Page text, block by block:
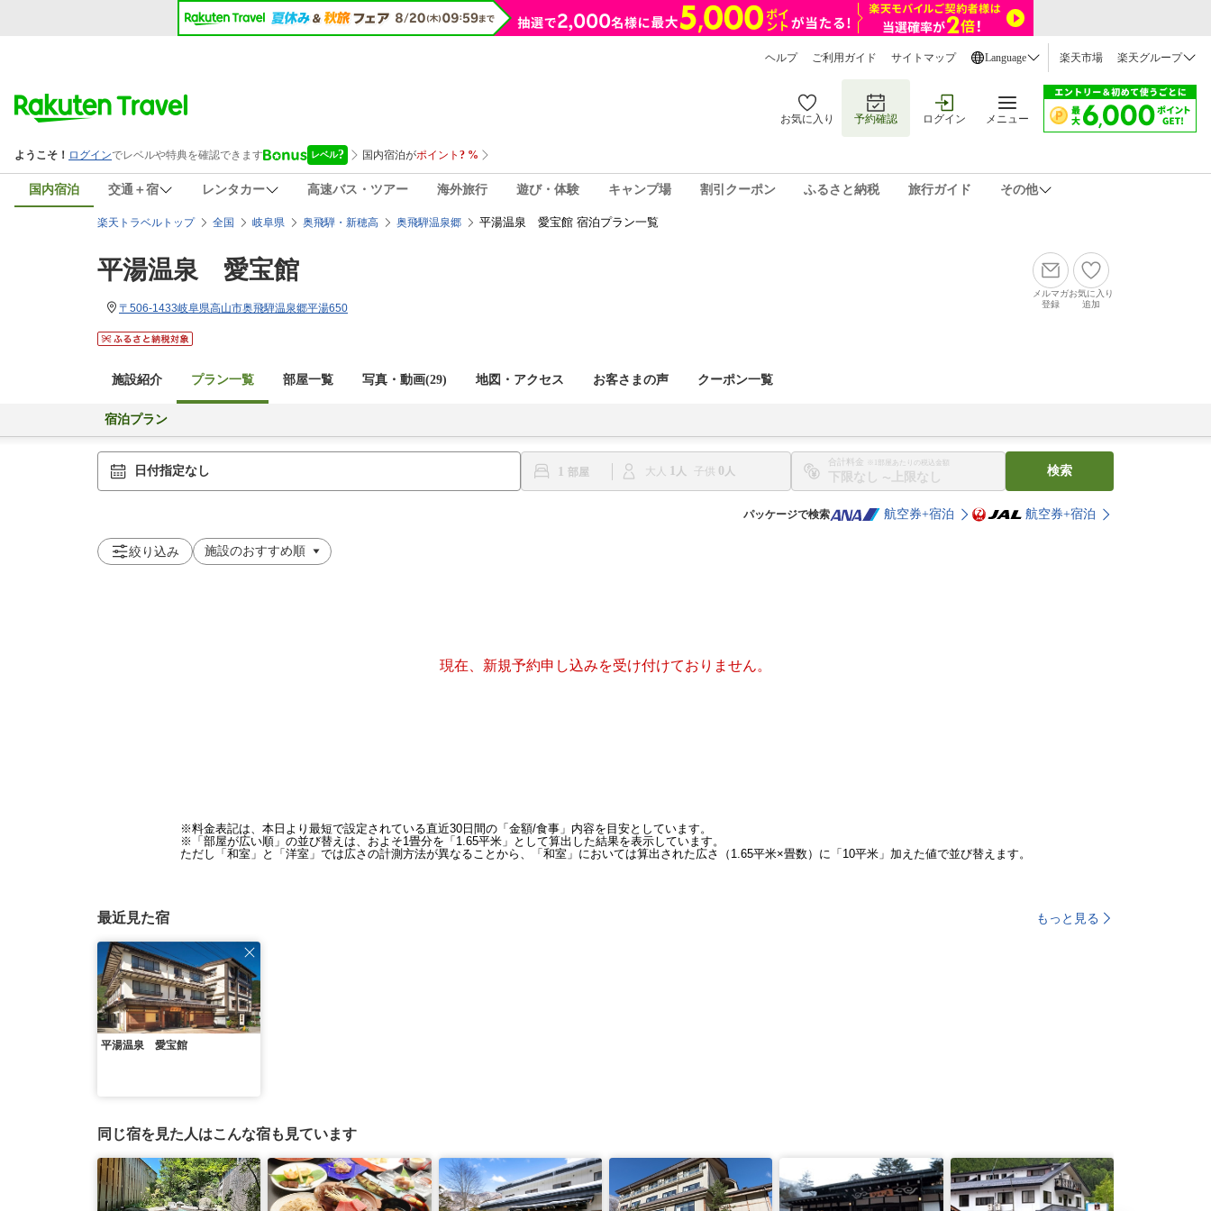
ヘルプ ご利用ガイド サイトマップ Language 楽天市場 楽天グループ
お気に入り 予約確認 ログイン メニュー
国内宿泊 交通＋宿 レンタカー 高速バス・ツアー 海外旅行 遊び・体験 キャンプ場 割引クーポン ふるさと納税 旅行ガイド その他
楽天トラベルトップ 全国 岐阜県 奥飛騨・新穂高 奥飛騨温泉郷 平湯温泉 愛宝館 宿泊プラン一覧
平湯温泉 愛宝館
〒506-1433岐阜県高山市奥飛騨温泉郷平湯650
メルマガ
登録
お気に入り
追加
施設紹介 プラン一覧 部屋一覧 写真・動画(29) 地図・アクセス お客さまの声 クーポン一覧
宿泊プラン
日付指定なし 1 大人 1 子供 0
合計料金 ※1部屋あたりの税込金額
〜
検索
パッケージで検索 航空券+宿泊 航空券+宿泊
絞り込み
現在、新規予約申し込みを受け付けておりません。
※料金表記は、本日より最短で設定されている直近30日間の「金額/食事」内容を目安としています。
※「部屋が広い順」の並び替えは、およそ1畳分を「1.65平米」として算出した結果を表示しています。
ただし「和室」と「洋室」では広さの計測方法が異なることから、「和室」においては算出された広さ（1.65平米×畳数）に「10平米」加えた値で並び替えます。
最近見た宿 もっと見る
平湯温泉 愛宝館
同じ宿を見た人はこんな宿も見ています